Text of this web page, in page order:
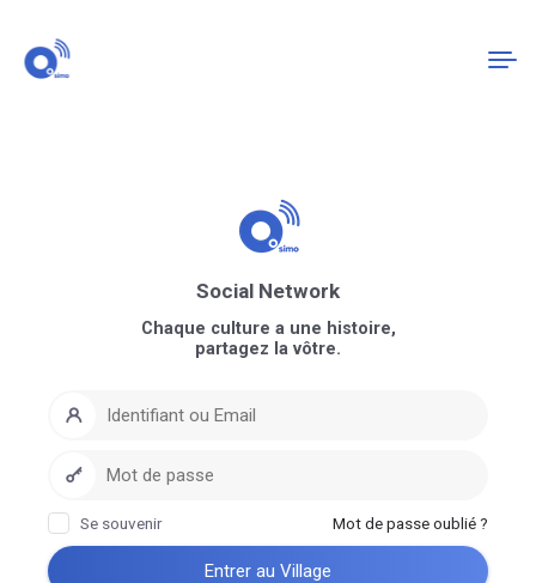
Social Network
Chaque culture a une histoire,
partagez la vôtre.
Se souvenir Mot de passe oublié ?
Entrer au Village